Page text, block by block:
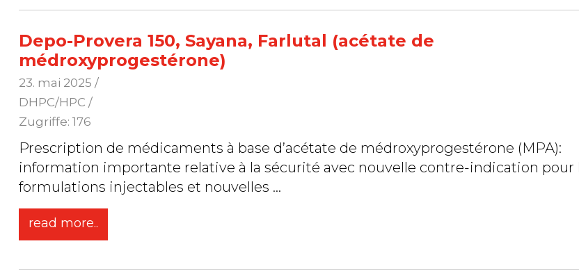
Depo-Provera 150, Sayana, Farlutal (acétate de
médroxyprogestérone)
23. mai 2025 /
DHPC/HPC /
Zugriffe: 176
Prescription de médicaments à base d’acétate de médroxyprogestérone (MPA):
information importante relative à la sécurité avec nouvelle contre-indication pour
formulations injectables et nouvelles ...
read more..